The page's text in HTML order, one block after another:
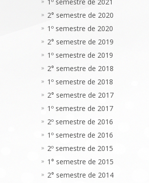
2° semestre de 2020
1º semestre de 2020
2° semestre de 2019
1º semestre de 2019
2° semestre de 2018
1º semestre de 2018
2° semestre de 2017
1º semestre de 2017
2º semestre de 2016
1º semestre de 2016
2º semestre de 2015
1° semestre de 2015
2° semestre de 2014